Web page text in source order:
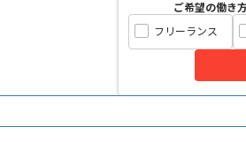
ご希望の働き
フリーランス